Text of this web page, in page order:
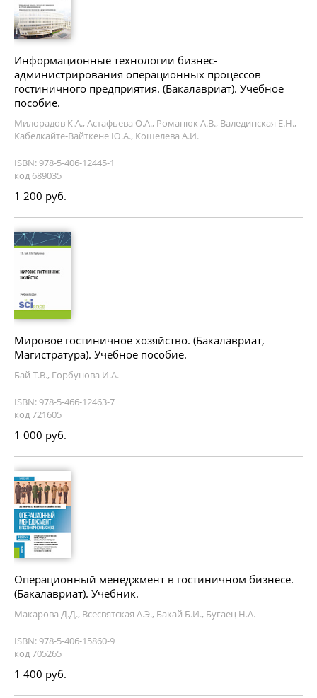
Информационные технологии бизнес-
администрирования операционных процессов
гостиничного предприятия. (Бакалавриат). Учебное
пособие.
Милорадов К.А., Астафьева О.А., Романюк А.В., Валединская Е.Н.,
Кабелкайте-Вайткене Ю.А., Кошелева А.И.
ISBN: 978-5-406-12445-1
код 689035
1 200 руб.
Мировое гостиничное хозяйство. (Бакалавриат,
Магистратура). Учебное пособие.
Бай Т.В., Горбунова И.А.
ISBN: 978-5-466-12463-7
код 721605
1 000 руб.
Операционный менеджмент в гостиничном бизнесе.
(Бакалавриат). Учебник.
Макарова Д.Д., Всесвятская А.Э., Бакай Б.И., Бугаец Н.А.
ISBN: 978-5-406-15860-9
код 705265
1 400 руб.